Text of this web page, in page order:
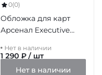
0(0)
Обложка для карт
Арсенал Executive
Нет в наличии
1 290 ₽ / шт
Нет в наличии